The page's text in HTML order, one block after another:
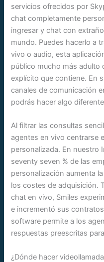
servicios ofrecidos por
chat completamente
ingresar y chat con
mundo. Puedes hacerlo a
vivo o audio, esta
público mucho más adulto
explícito que contiene. En
canales de comunicación
podrás hacer algo
Al filtrar las consultas
agentes en vivo centrarse
personalizada. En nuestro
seventy seven % de las
personalización aumenta
los costes de adquisición.
chat en vivo, Smiles
e incrementó sus
software permite a los
respuestas preescritas
¿Dónde hacer